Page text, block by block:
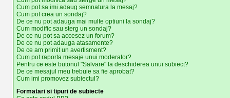
Cum pot sa imi adaug semnatura la mesaj?
Cum pot crea un sondaj?
De ce nu pot adauga mai multe optiuni la sondaj?
Cum modific sau sterg un sondaj?
De ce nu pot sa accesez un forum?
De ce nu pot adauga atasamente?
De ce am primit un avertisment?
Cum pot raporta mesaje unui moderator?
Pentru ce este butonul "Salvare" la deschiderea unui subiect?
De ce mesajul meu trebuie sa fie aprobat?
Cum imi promovez subiectul?
Formatari si tipuri de subiecte